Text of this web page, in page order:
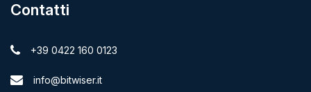
Contatti
+39 0422 160 0123
info@bitwiser.it